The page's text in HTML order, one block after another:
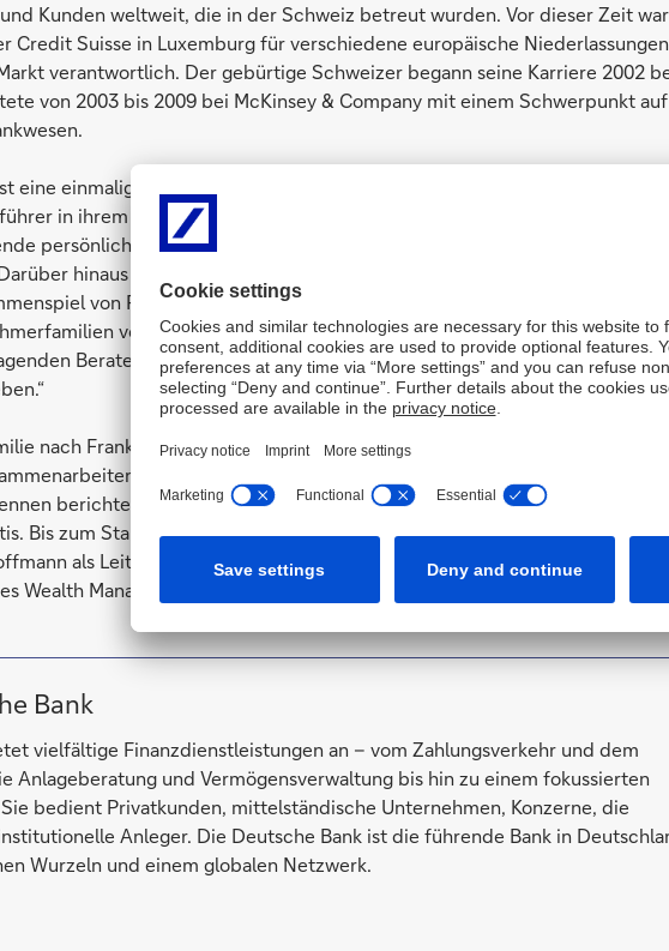
Kunden weltweit, die in der Schweiz betreut wurden. Vor dieser Zeit
Credit Suisse in Luxemburg für verschiedene europäische
verantwortlich. Der gebürtige Schweizer begann seine Karriere 2002
von 2003 bis 2009 bei McKinsey & Company mit einem Schwerpunkt auf
eine einmalige Aufgabe, das Private Banking und Wealth Management der
in ihrem Heimatmarkt zu leiten. Ich bin überzeugt, dass wir unsere
persönliche Beratung in Kombination mit digitalen Kanälen und
hinaus liegt sehr viel Potenzial im umfassenden Angebot der Globalen
von Privatkundenbank, Unternehmensbank und Investmentbank,
von Interesse ist. Ich freue mich, mit meinen neuen
Beraterinnen und Beratern der Bank zu arbeiten und für unsere
nach Frankfurt am Main ziehen. Er wird eng mit Dominik Hennen, dem
der das breite Privatkundengeschäft der Deutschen Bank
berichtet als Mitglied des Führungsgremiums der Privatkundenbank
Bis zum Start von Gasser leitet Hennen kommissarisch das Private
als Leiterin des Teams für hochvermögende Kunden (UHNWIs) die
Wealth Management in Deutschland übernommen hat.
Bank
vielfältige Finanzdienstleistungen an – vom Zahlungsverkehr und dem
Anlageberatung und Vermögensverwaltung bis hin zu einem fokussierten
bedient Privatkunden, mittelständische Unternehmen, Konzerne, die
Anleger. Die Deutsche Bank ist die führende Bank in
Wurzeln und einem globalen Netzwerk.